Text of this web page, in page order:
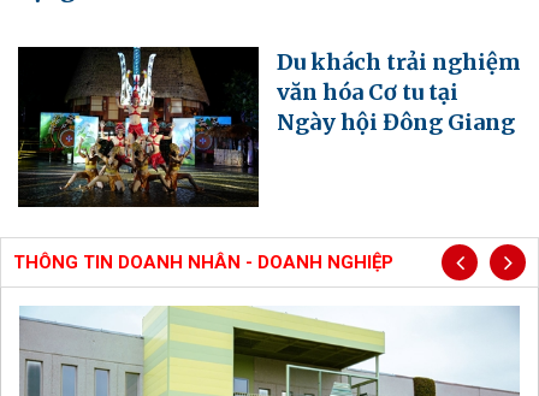
Du khách trải nghiệm
văn hóa Cơ tu tại
Ngày hội Đông Giang
THÔNG TIN DOANH NHÂN - DOANH NGHIỆP